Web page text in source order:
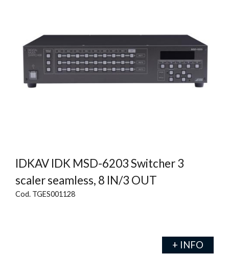
IDKAV IDK MSD-6203 Switcher 3
scaler seamless, 8 IN/3 OUT
Cod. TGES001128
+ INFO